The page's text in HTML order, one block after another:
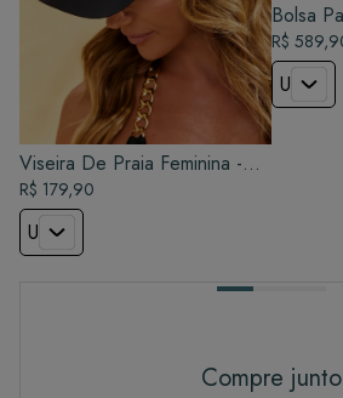
Viseira De Praia Feminina -
Preto
R$ 179,90
U
Bolsa
Dourada
R$
U
Compre junto